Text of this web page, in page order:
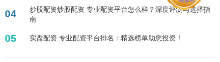
04
炒股配资炒股配资 专业配资平台怎么样？深度评测与选择指
南
05 实盘配资 专业配资平台排名：精选榜单助您投资！